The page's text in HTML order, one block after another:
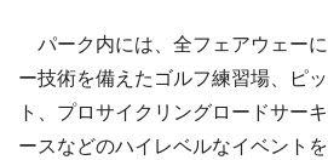
パーク内には、全フェアウェー
ー技術を備えたゴルフ練習場、ピ
ト、プロサイクリングロードサー
ースなどのハイレベルなイベント